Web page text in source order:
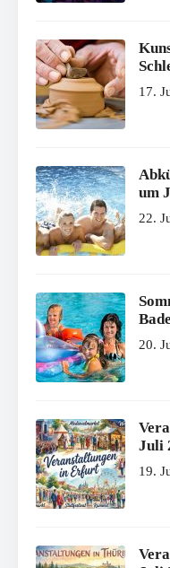
17.
um
22.
20.
Juli
19.